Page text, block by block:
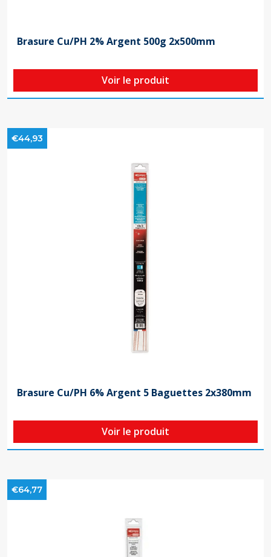
Brasure Cu/PH 2% Argent 500g 2x500mm
Voir le produit
€44,93
Brasure Cu/PH 6% Argent 5 Baguettes 2x380mm
Voir le produit
€64,77